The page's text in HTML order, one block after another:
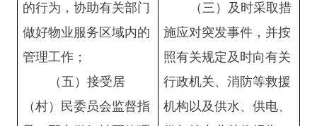
的行为，协助有关部门
做好物业服务区域内的
管理工作；
（五）接受居
（村）民委员会监督指
（三）及时采取措
施应对突发事件，并按
照有关规定及时向有关
行政机关、消防等救援
机构以及供水、供电、